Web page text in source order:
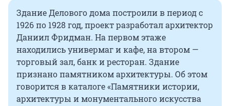
Здание Делового дома построили в период с
1926 по 1928 год, проект разработал архитектор
Даниил Фридман. На первом этаже
находились универмаг и кафе, на втором —
торговый зал, банк и ресторан. Здание
признано памятником архитектуры. Об этом
говорится в каталоге «Памятники истории,
архитектуры и монументального искусства